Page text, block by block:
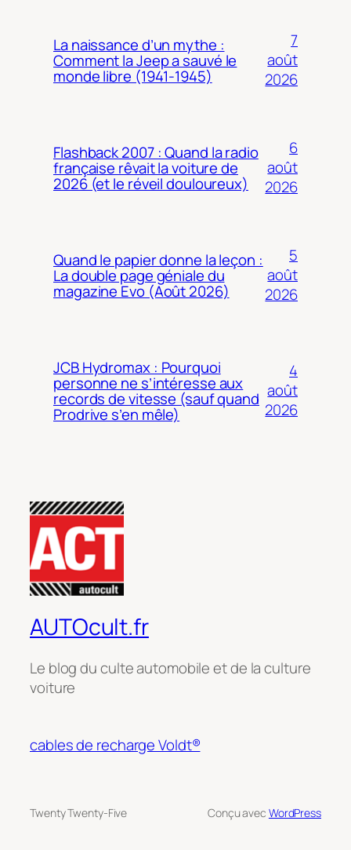
La naissance d’un mythe :
Comment la Jeep a sauvé le
monde libre (1941-1945)
7
août
2026
Flashback 2007 : Quand la radio
française rêvait la voiture de
2026 (et le réveil douloureux)
6
août
2026
Quand le papier donne la leçon :
La double page géniale du
magazine Evo (Août 2026)
5
août
2026
JCB Hydromax : Pourquoi
personne ne s’intéresse aux
records de vitesse (sauf quand
Prodrive s’en mêle)
4
août
2026
AUTOcult.fr
Le blog du culte automobile et de la culture
voiture
cables de recharge Voldt®
Twenty Twenty-Five Conçu avec WordPress